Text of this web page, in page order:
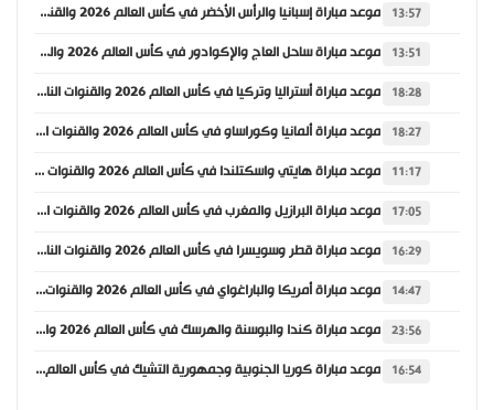
13:57 موعد مباراة إسبانيا والرأس الأخضر في كأس العالم 2026 والقنوات الناقلة
13:51 موعد مباراة ساحل العاج والإكوادور في كأس العالم 2026 والقنوات الناقلة
18:28 موعد مباراة أستراليا وتركيا في كأس العالم 2026 والقنوات الناقلة
18:27 موعد مباراة ألمانيا وكوراساو في كأس العالم 2026 والقنوات الناقلة
11:17 موعد مباراة هايتي واسكتلندا في كأس العالم 2026 والقنوات الناقلة
17:05 موعد مباراة البرازيل والمغرب في كأس العالم 2026 والقنوات الناقلة
16:29 موعد مباراة قطر وسويسرا في كأس العالم 2026 والقنوات الناقلة
14:47 موعد مباراة أمريكا والباراغواي في كأس العالم 2026 والقنوات الناقلة
23:56 موعد مباراة كندا والبوسنة والهرسك في كأس العالم 2026 والقنوات الناقلة
16:54 موعد مباراة كوريا الجنوبية وجمهورية التشيك في كأس العالم 2026 والقنوات الناقلة